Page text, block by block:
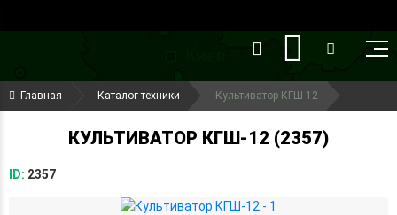
(099) 644-79-22
(050) 416-93-27
Главная Каталог техники Культиватор КГШ-12
КУЛЬТИВАТОР КГШ-12 (2357)
ID: 2357